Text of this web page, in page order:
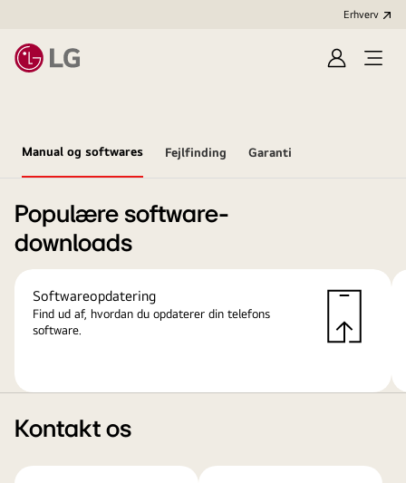
Erhverv
Log
Åbn
Manual og softwares Fejlfinding Garanti
Populære software-
downloads
Softwareopdatering
Find ud af, hvordan du opdaterer din telefons
software.
Kontakt os